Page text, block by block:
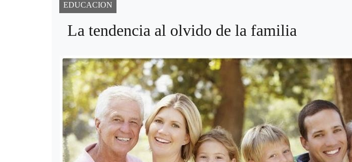
EDUCACION
La tendencia al olvido de la familia